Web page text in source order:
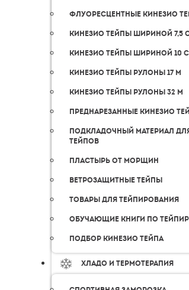
Флуоресцентные кинезио
Кинезио тейпы шириной 7,5
Кинезио тейпы шириной 10
Кинезио тейпы рулоны 17 м
Кинезио тейпы рулоны 32 м
Преднарезанные кинезио
Подкладочный материал
тейпов
Пластырь от морщин
Ветрозащитные тейпы
Товары для тейпирования
Обучающие книги по
Подбор кинезио тейпа
Хладо и термотерапия